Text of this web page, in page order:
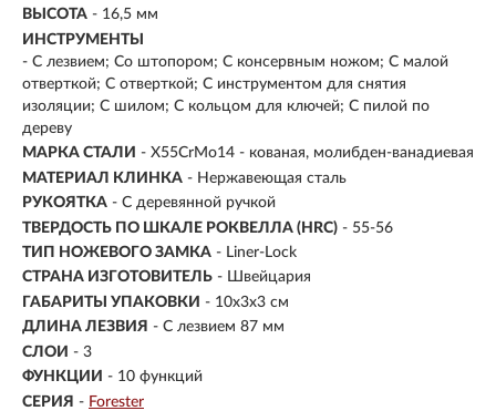
ВЫСОТА - 16,5 мм
ИНСТРУМЕНТЫ
- С лезвием; Со штопором; С консервным ножом; С малой
отверткой; С отверткой; С инструментом для снятия
изоляции; С шилом; С кольцом для ключей; С пилой по
дереву
МАРКА СТАЛИ - X55CrMo14 - кованая, молибден-ванадиевая
МАТЕРИАЛ КЛИНКА - Нержавеющая сталь
РУКОЯТКА - С деревянной ручкой
ТВЕРДОСТЬ ПО ШКАЛЕ РОКВЕЛЛА (HRC) - 55-56
ТИП НОЖЕВОГО ЗАМКА - Liner-Lock
СТРАНА ИЗГОТОВИТЕЛЬ - Швейцария
ГАБАРИТЫ УПАКОВКИ - 10x3x3 см
ДЛИНА ЛЕЗВИЯ - С лезвием 87 мм
СЛОИ - 3
ФУНКЦИИ - 10 функций
СЕРИЯ - Forester